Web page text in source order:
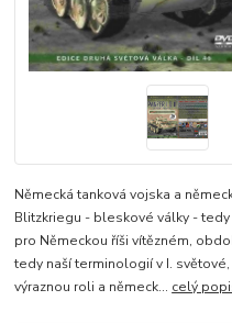
Německá tanková vojska a
Blitzkriegu - bleskové války -
pro Německou říši vítězném,
tedy naší terminologií v I.
výraznou roli a německ... celý